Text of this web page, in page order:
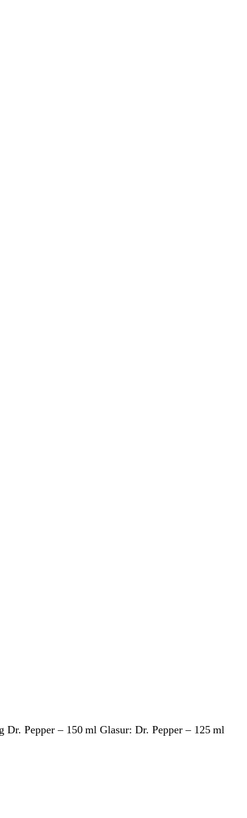
Pepper – 150 ml Glasur: Dr. Pepper – 125 ml